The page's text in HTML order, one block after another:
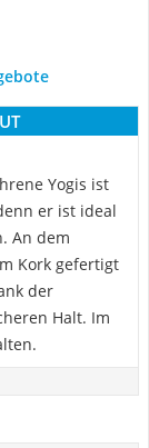
Yogis ist
er ist ideal
An dem
Kork gefertigt
der
Halt. Im